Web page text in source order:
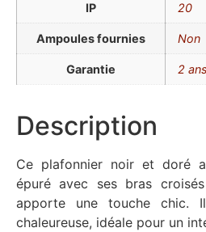
IP 20
Ampoules fournies Non
Garantie 2 ans
Description
Ce plafonnier noir et doré
épuré avec ses bras
apporte une touche chic.
chaleureuse, idéale pour un